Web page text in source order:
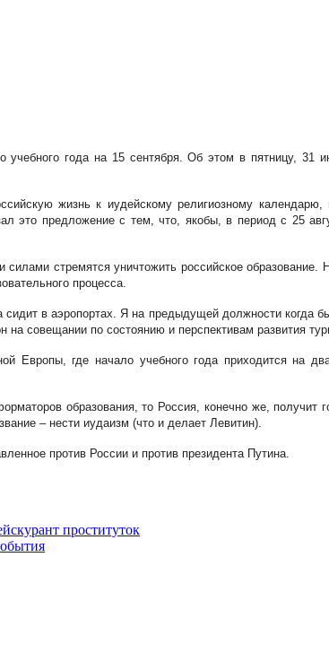
учебного года на 15 сентября. Об этом в пятницу,
жизнь к иудейскому религиозному
это предложение с тем, что, якобы, в период с 25
стремятся уничтожить российское
процесса.
сидит в аэропортах. Я на предыдущей должности
совещании по состоянию и перспективам развития
Европы, где начало учебного года приходится на
образования, то Россия, конечно же,
– нести иудаизм (что и делает Левитин).
против России и против президента Путина.
проституток